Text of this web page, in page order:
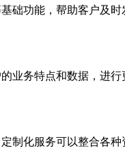
功能，帮助客户及时
务特点和数据，进行
制化服务可以整合各